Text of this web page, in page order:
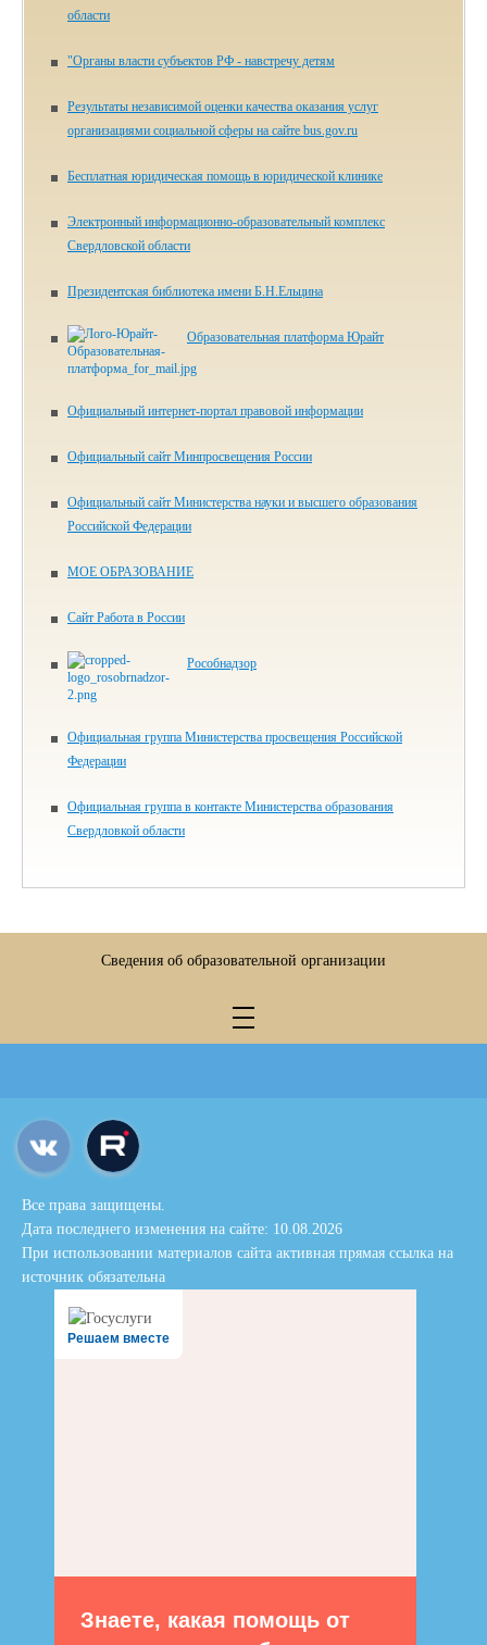
области
"Органы власти субъектов РФ - навстречу детям
Результаты независимой оценки качества оказания услуг
организациями социальной сферы на сайте bus.gov.ru
Бесплатная юридическая помощь в юридической клинике
Электронный информационно-образовательный комплекс
Свердловской области
Президентская библиотека имени Б.Н.Ельцина
Образовательная платформа Юрайт
Официальный интернет-портал правовой информации
Официальный сайт Минпросвещения России
Официальный сайт Министерства науки и высшего образования
Российской Федерации
МОЕ ОБРАЗОВАНИЕ
Сайт Работа в России
Рособнадзор
Официальная группа Министерства просвещения Российской
Федерации
Официальная группа в контакте Министерства образования
Свердловкой области
Сведения об образовательной организации
Все права защищены.
Дата последнего изменения на сайте: 10.08.2026
При использовании материалов сайта активная прямая ссылка на
источник обязательна
Решаем вместе
Знаете, какая помощь от